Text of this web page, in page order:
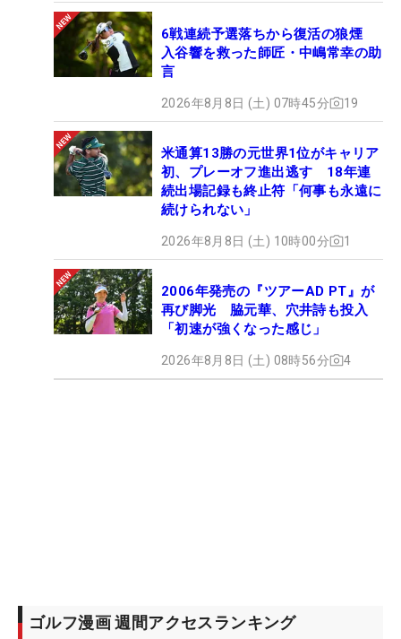
6戦連続予選落ちから復活の狼煙
入谷響を救った師匠・中嶋常幸の助
言
2026年8月8日 (土) 07時45分 19
米通算13勝の元世界1位がキャリア
初、プレーオフ進出逃す 18年連
続出場記録も終止符「何事も永遠に
続けられない」
2026年8月8日 (土) 10時00分 1
2006年発売の『ツアーAD PT』が
再び脚光 脇元華、穴井詩も投入
「初速が強くなった感じ」
2026年8月8日 (土) 08時56分 4
ゴルフ漫画 週間アクセスランキング